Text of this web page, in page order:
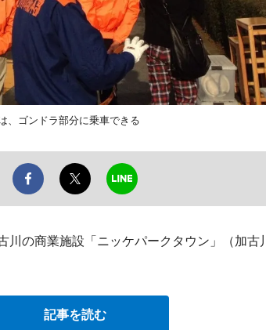
、ゴンドラ部分に乗車できる
川の商業施設「ニッケパークタウン」（加古
記事を読む